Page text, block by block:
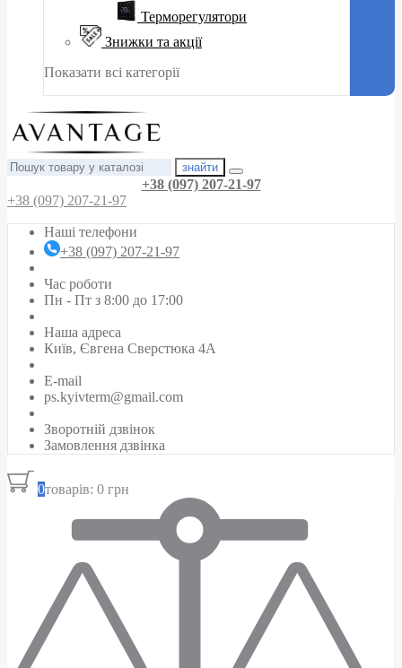
Терморегулятори
Знижки та акції
Показати всі категорії
знайти
+38 (097) 207-21-97
+38 (097) 207-21-97
Наші телефони
+38 (097) 207-21-97
Час роботи
Пн - Пт з 8:00 до 17:00
Наша адреса
Київ, Євгена Сверстюка 4А
E-mail
ps.kyivterm@gmail.com
Зворотній дзвінок
Замовлення дзвінка
0товарів: 0 грн